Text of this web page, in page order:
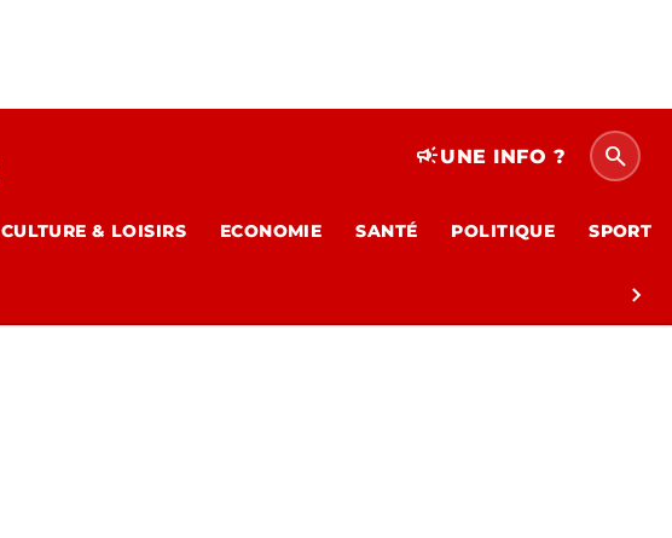
campaignUNE INFO ? search
CULTURE & LOISIRS ECONOMIE SANTÉ POLITIQUE SPORT
chevron_right